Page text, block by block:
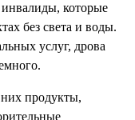
которые
без света и воды.
услуг, дрова
них продукты,